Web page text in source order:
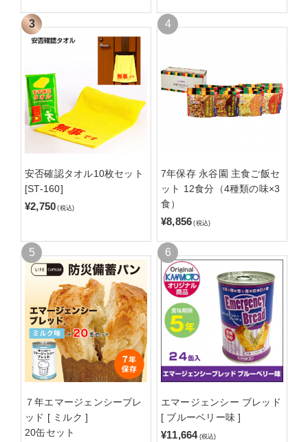
安否確認タオル10枚セット
[ST-160]
¥2,750 (税込)
7年保存 永谷園 主食ご飯セ
ット 12食分（4種類の味×3
食）
¥8,856 (税込)
７年エマージェンシーブレ
ッド [ ミルク ]
20缶セット
エマージェンシー ブレッド
[ ブルーベリー味 ]
¥11,664 (税込)